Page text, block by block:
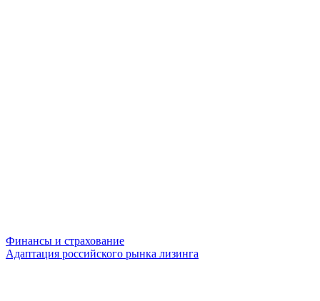
Финансы и страхование
Адаптация российского рынка лизинга